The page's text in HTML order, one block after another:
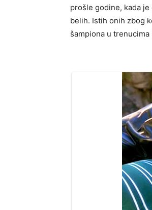
prošle godine, kada
belih. Istih onih zbog
šampiona u